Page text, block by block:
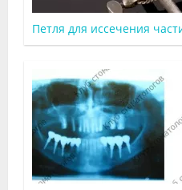
Петля для иссечения